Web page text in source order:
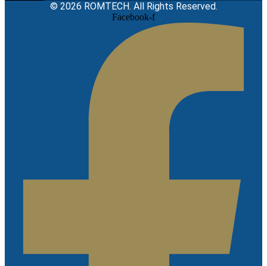
© 2026 ROMTECH. All Rights Reserved.
Facebook-f